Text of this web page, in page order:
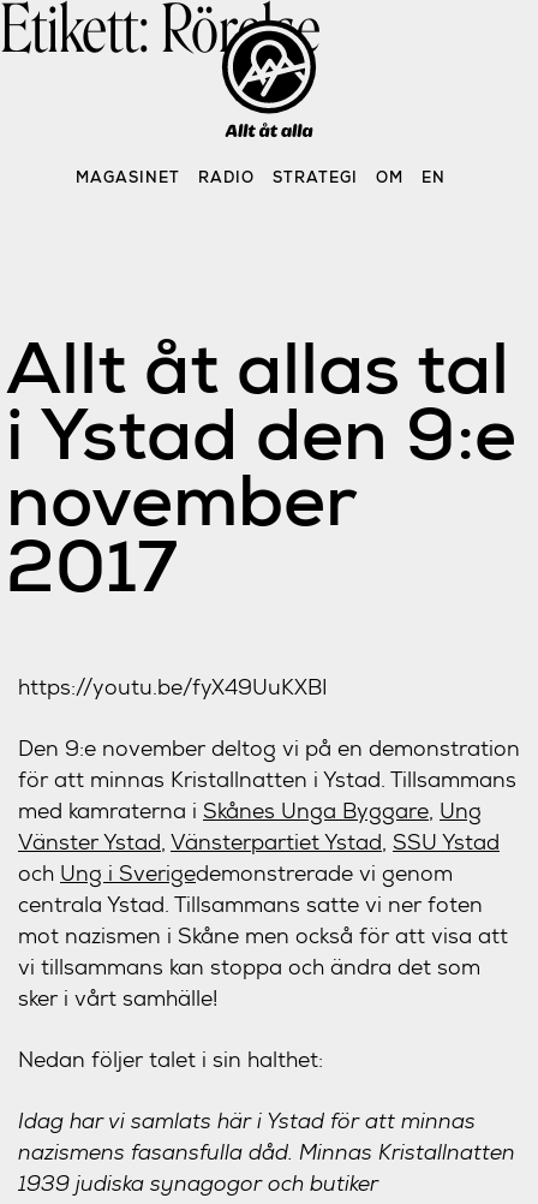
Skip
MAGASINET RADIO STRATEGI OM EN
Etikett:Rörelse
Allt åt allas tal
i Ystad den 9:e
november
2017
https://youtu.be/fyX49UuKXBI
Den 9:e november deltog vi på en demonstration
för att minnas Kristallnatten i Ystad. Tillsammans
med kamraterna i Skånes Unga Byggare, Ung
Vänster Ystad, Vänsterpartiet Ystad, SSU Ystad
och Ung i Sverigedemonstrerade vi genom
centrala Ystad. Tillsammans satte vi ner foten
mot nazismen i Skåne men också för att visa att
vi tillsammans kan stoppa och ändra det som
sker i vårt samhälle!
Nedan följer talet i sin halthet:
Idag har vi samlats här i Ystad för att minnas
nazismens fasansfulla dåd. Minnas Kristallnatten
1939 judiska synagogor och butiker